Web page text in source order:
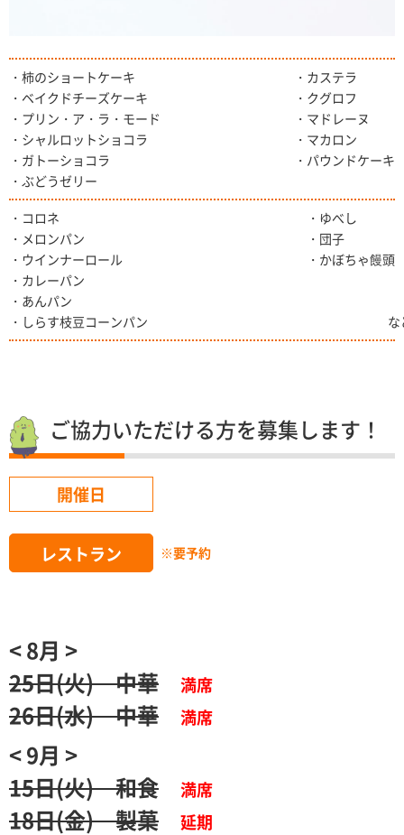
・柿のショートケーキ
・ベイクドチーズケーキ
・プリン・ア・ラ・モード
・シャルロットショコラ
・ガトーショコラ
・ぶどうゼリー
・カステラ
・クグロフ
・マドレーヌ
・マカロン
・パウンドケーキ
・コロネ
・メロンパン
・ウインナーロール
・カレーパン
・あんパン
・しらす枝豆コーンパン
・ゆべし
・団子
・かぼちゃ饅頭
な
ご協力いただける方を募集します！
開催日
レストラン ※要予約
< 8月 >
25日(火) 中華
満席
26日(水) 中華 満席
< 9月 >
15日(火) 和食
満席
18日(金) 製菓 延期